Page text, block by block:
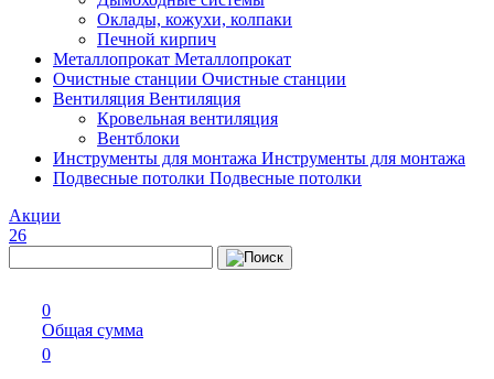
Оклады, кожухи, колпаки
Печной кирпич
Металлопрокат Металлопрокат
Очистные станции Очистные станции
Вентиляция Вентиляция
Кровельная вентиляция
Вентблоки
Инструменты для монтажа Инструменты для монтажа
Подвесные потолки Подвесные потолки
Акции
26
0
Общая сумма
0